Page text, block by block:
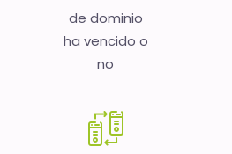
de dominio
ha vencido o
no